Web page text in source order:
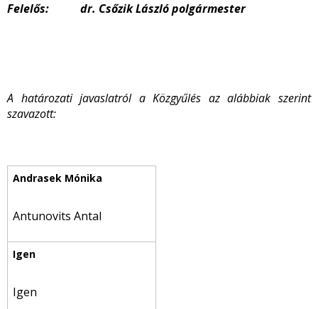
Felelős: dr. Csőzik László polgármester
A határozati javaslatról a Közgyűlés az alábbiak szerint
szavazott:
Antunovits Antal
Igen